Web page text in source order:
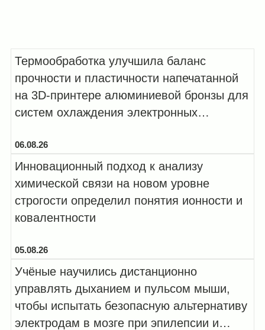
Термообработка улучшила баланс
прочности и пластичности напечатанной
на 3D-принтере алюминиевой бронзы для
систем охлаждения электронных
06.08.26
Инновационный подход к анализу
химической связи на новом уровне
строгости определил понятия ионности и
ковалентности
05.08.26
Учёные научились дистанционно
управлять дыханием и пульсом мыши,
чтобы испытать безопасную альтернативу
электродам в мозге при эпилепсии и